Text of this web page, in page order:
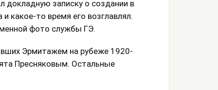
докладную записку о создании в
какое-то время его возглавлял.
фото службы ГЭ.
Эрмитажем на рубеже 1920-
Пресняковым. Остальные